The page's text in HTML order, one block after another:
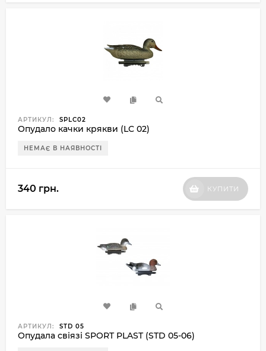
АРТИКУЛ: SPLC02
Опудало качки крякви (LC 02)
НЕМАЄ В НАЯВНОСТІ
340 грн. КУПИТИ
АРТИКУЛ: STD 05
Опудала свіязі SPORT PLAST (STD 05-06)